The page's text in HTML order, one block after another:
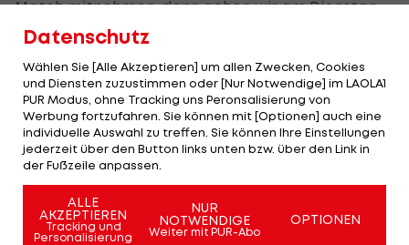
Match mitnehmen, dann gehen wir am Dienstag
als Sieger vom Platz.“
Auch für Neo-Trainer Roger Schmidt ist ein
Weiterkommen essentiell, will er nicht schon zu
Beginn seiner Tätigkeit großer Unruhe ausgesetzt
sein.
Der Deutsche ist aber angesichts der
Performance in Graz ebenfalls zuversichtlich,
dass die Hinspiel-Blamage ein einmaliger
Datenschutz
Wählen Sie [Alle Akzeptieren] um allen Zwecken, Cookies
und Diensten zuzustimmen oder [Nur Notwendige] im LAOLA1
PUR Modus, ohne Tracking uns Peronsalisierung von
Werbung fortzufahren. Sie können mit [Optionen] auch eine
individuelle Auswahl zu treffen. Sie können Ihre Einstellungen
jederzeit über den Button links unten bzw. über den Link in
der Fußzeile anpassen.
ALLE
AKZEPTIEREN
Tracking und
Personalisierung
NUR
NOTWENDIGE
Weiter mit PUR-Abo
OPTIONEN